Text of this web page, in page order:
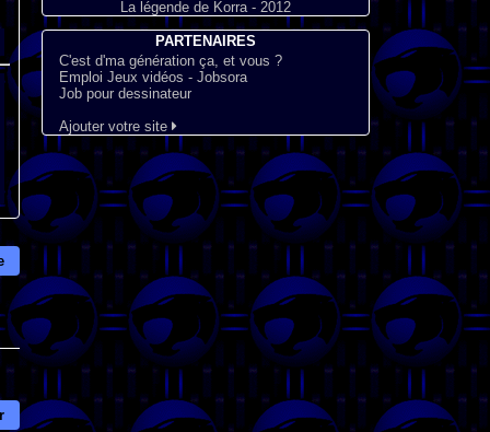
La légende de Korra - 2012
PARTENAIRES
C'est d'ma génération ça, et vous ?
Emploi Jeux vidéos - Jobsora
Job pour dessinateur
Ajouter votre site